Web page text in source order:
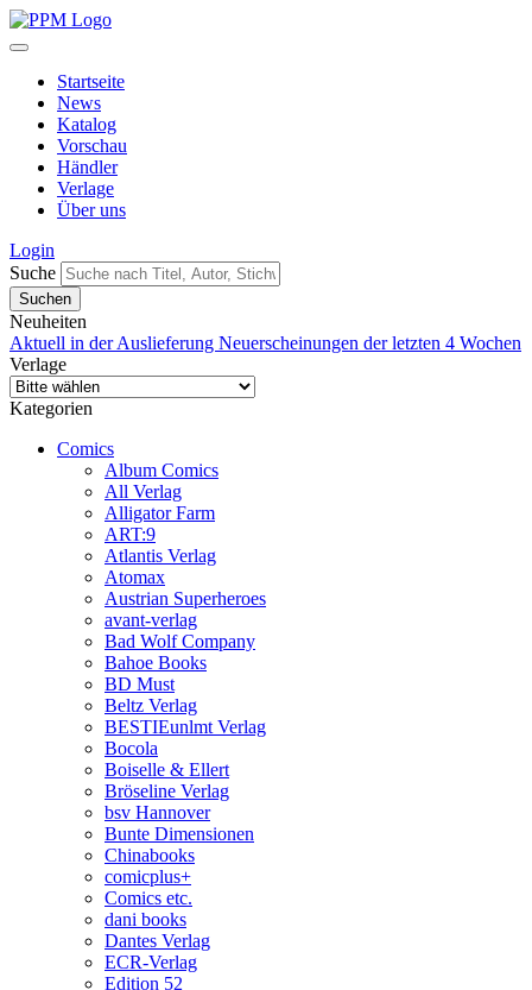
Startseite
News
Katalog
Vorschau
Händler
Verlage
Über uns
Login
Suche
Neuheiten
Aktuell in der Auslieferung Neuerscheinungen der letzten 4 Wochen
Verlage
Kategorien
Comics
Album Comics
All Verlag
Alligator Farm
ART:9
Atlantis Verlag
Atomax
Austrian Superheroes
avant-verlag
Bad Wolf Company
Bahoe Books
BD Must
Beltz Verlag
BESTIEunlmt Verlag
Bocola
Boiselle & Ellert
Bröseline Verlag
bsv Hannover
Bunte Dimensionen
Chinabooks
comicplus+
Comics etc.
dani books
Dantes Verlag
ECR-Verlag
Edition 52